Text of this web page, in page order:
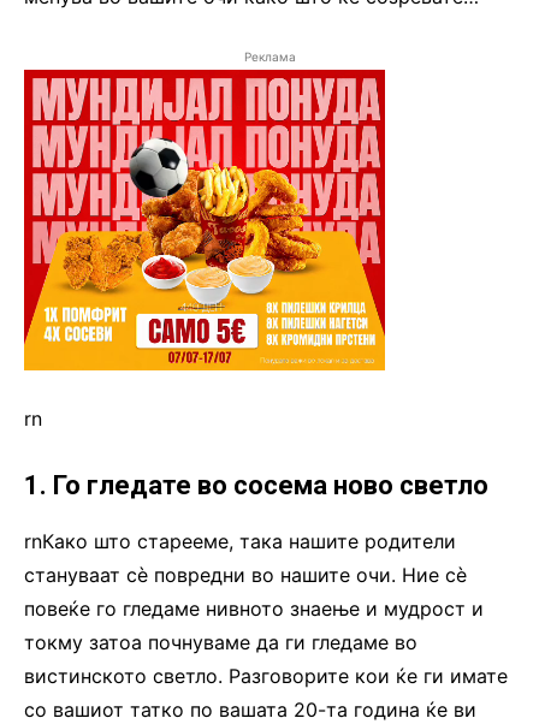
Реклама
rn
1. Го гледате во сосема ново светло
rnКако што старееме, така нашите родители
стануваат сè повредни во нашите очи. Ние сè
повеќе го гледаме нивното знаење и мудрост и
токму затоа почнуваме да ги гледаме во
вистинското светло. Разговорите кои ќе ги имате
со вашиот татко по вашата 20-та година ќе ви